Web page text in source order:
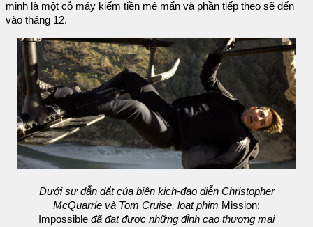
minh là một cỗ máy kiếm tiền mê mẩn và phần tiếp theo sẽ đến
vào tháng 12.
Dưới sự dẫn dắt của biên kịch-đạo diễn Christopher
McQuarrie và Tom Cruise, loạt phim Mission:
Impossible đã đạt được những đỉnh cao thương mại